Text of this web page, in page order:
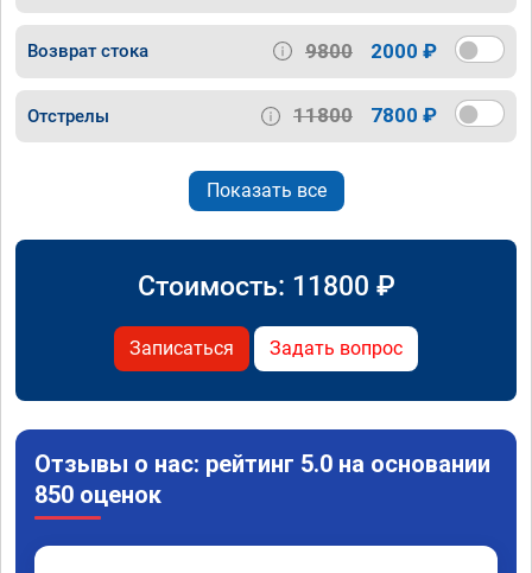
Возврат стока 9800 2000 ₽
Отстрелы 11800 7800 ₽
Показать все
Стоимость: 11800 ₽
Записаться Задать вопрос
Отзывы о нас: рейтинг 5.0 на основании
850 оценок